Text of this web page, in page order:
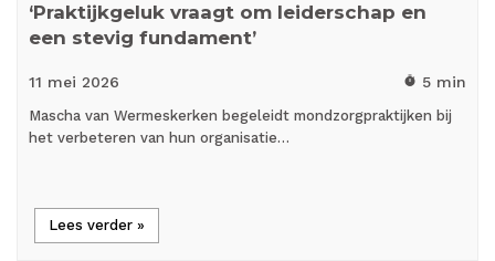
‘Praktijkgeluk vraagt om leiderschap en
een stevig fundament’
11 mei 2026 timer 5 min
Mascha van Wermeskerken begeleidt mondzorgpraktijken bij
het verbeteren van hun organisatie…
Lees verder »